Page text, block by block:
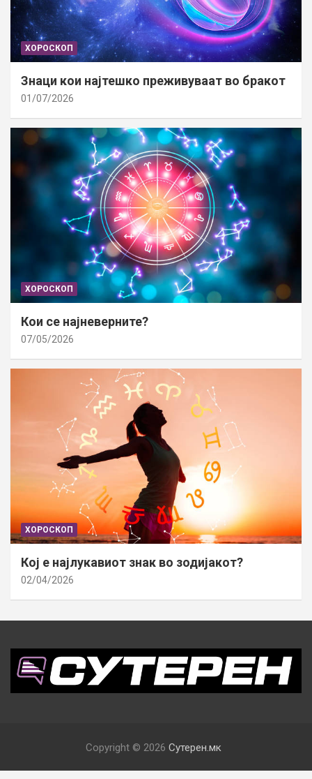
ХОРОСКОП
Знаци кои најтешко преживуваат во бракот
01/07/2026
ХОРОСКОП
Кои се најневерните?
07/05/2026
ХОРОСКОП
Кој е најлукавиот знак во зодијакот?
02/04/2026
Copyright © 2026 Сутерен.мк